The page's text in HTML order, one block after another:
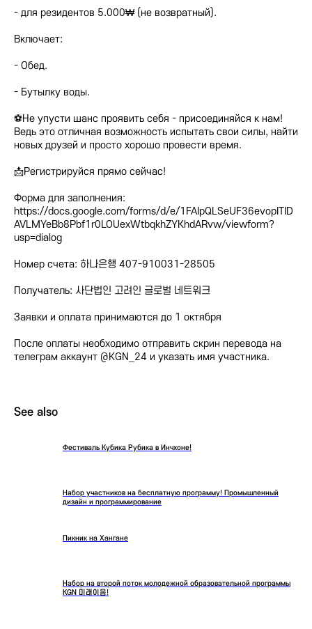
- для резидентов 5.000₩ (не возвратный).
Включает:
- Обед.
- Бутылку воды.
⚽️Не упусти шанс проявить себя - присоединяйся к нам!
Ведь это отличная возможность испытать свои силы, найти
новых друзей и просто хорошо провести время.
📩Регистрируйся прямо сейчас!
Форма для заполнения:
https://docs.google.com/forms/d/e/1FAIpQLSeUF36evopITID
AVLMYeBb8Pbf1r0LOUexWtbqkhZYKhdARvw/viewform?
usp=dialog
Номер счета: 하나은행 407-910031-28505
Получатель: 사단법인 고려인 글로벌 네트워크
Заявки и оплата принимаются до 1 октября
После оплаты необходимо отправить скрин перевода на
телеграм аккаунт @KGN_24 и указать имя участника.
See also
Фестиваль Кубика Рубика в Инчхоне!
Набор участников на бесплатную программу! Промышленный
дизайн и программирование
Пикник на Хангане
Набор на второй поток молодежной образовательной программы
KGN 미래이음!